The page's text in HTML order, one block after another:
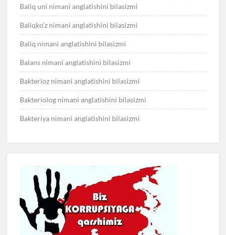
Baliq uni nimani anglatishini bilasizmi
Baliqko’z nimani anglatishini bilasizmi
Baliq nimani anglatishini bilasizmi
Balans nimani anglatishini bilasizmi
Bakterioz nimani anglatishini bilasizmi
Bakteriolog nimani anglatishini bilasizmi
Bakteriya nimani anglatishini bilasizmi